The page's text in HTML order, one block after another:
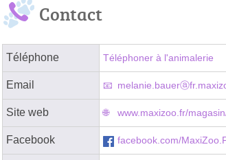
Contact
Téléphone Téléphoner à l'animalerie
Email
Site web www.maxizoo.fr/
Facebook facebook.com/